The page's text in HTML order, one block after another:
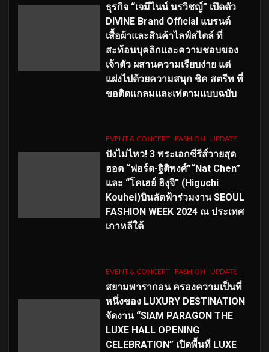
ธุรกิจ “เจมีไนน์ นรวิชญ์” เปิดตัว
DIVINE Brand Official แบรนด์
เสื้อผ้าและสินค้าไลฟ์สไตล์ ที่
สะท้อนบุคลิกและความชอบของ
เจ้าตัว ผสานความเรียบง่าย แต่
แฝงไปด้วยความสนุก ชิค สตรีท ที่
ขอติดแกลมและเท่ตามแบบฉบับ
EVENT & CONCERT FASHION UPDATE
ปังไม่ไหว! 3 พระเอกซีรีส์วายสุด
ฮอต “ฟอร์ด-ฐิติพงศ์”“Nat Chen”
และ “โคเฮย์ ฮิงุจิ” (Higuchi
Kouhei)บินลัดฟ้าร่วมงาน SEOUL
FASHION WEEK 2024 ณ ประเทศ
เกาหลีใต้
EVENT & CONCERT FASHION UPDATE
สยามพารากอน ครองความเป็นที่
หนึ่งของ LUXURY DESTINATION
จัดงาน “SIAM PARAGON THE
LUXE HALL OPENING
CELEBRATION” เปิดพื้นที่ LUXE